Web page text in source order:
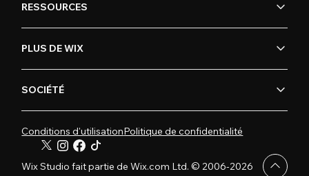
RESSOURCES
PLUS DE WIX
SOCIÉTÉ
Conditions d'utilisationPolitique de confidentialité
Wix Studio fait partie de Wix.com Ltd. © 2006-2026